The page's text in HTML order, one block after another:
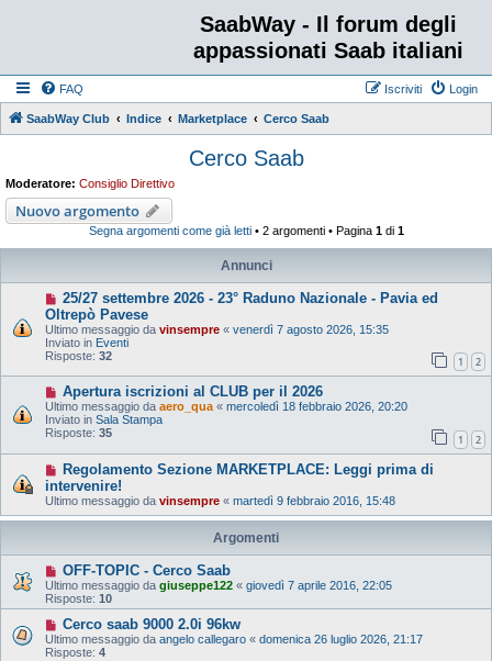
SaabWay - Il forum degli
appassionati Saab italiani
FAQ Login
Iscriviti
SaabWay Club Indice Marketplace Cerco Saab
Cerco Saab
Moderatore: Consiglio Direttivo
Nuovo argomento
Segna argomenti come già letti• 2 argomenti • Pagina 1di 1
Annunci
25/27 settembre 2026 - 23° Raduno Nazionale - Pavia ed
Oltrepò Pavese
Ultimo messaggio da vinsempre « venerdì 7 agosto 2026, 15:35
Inviato in Eventi
Risposte: 32 1 2
Apertura iscrizioni al CLUB per il 2026
Ultimo messaggio da aero_qua « mercoledì 18 febbraio 2026, 20:20
Inviato in Sala Stampa
Risposte: 35 1 2
Regolamento Sezione MARKETPLACE: Leggi prima di
intervenire!
Ultimo messaggio da vinsempre « martedì 9 febbraio 2016, 15:48
Argomenti
OFF-TOPIC - Cerco Saab
Ultimo messaggio da giuseppe122 « giovedì 7 aprile 2016, 22:05
Risposte: 10
Cerco saab 9000 2.0i 96kw
Ultimo messaggio da angelo callegaro « domenica 26 luglio 2026, 21:17
Risposte: 4